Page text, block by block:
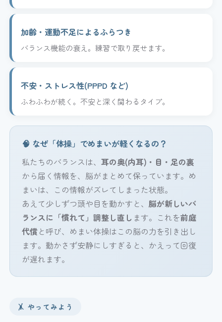
加齢・運動不足によるふらつき
バランス機能の衰え。練習で取り戻せます。
不安・ストレス性(PPPD など)
ふわふわが続く。不安と深く関わるタイプ。
🧠 なぜ「体操」でめまいが軽くなるの？
私たちのバランスは、耳の奥(内耳)・目・足の裏
から届く情報を、脳がまとめて保っています。め
まいは、この情報がズレてしまった状態。
あえて少しずつ頭や目を動かすと、脳が新しいバ
ランスに「慣れて」調整し直し ます。これを前庭
代償 と呼び、めまい体操はこの脳の力を引き出し
ます。動かさず安静にしすぎると、かえって回復
が遅れます。
🤸 やってみよう